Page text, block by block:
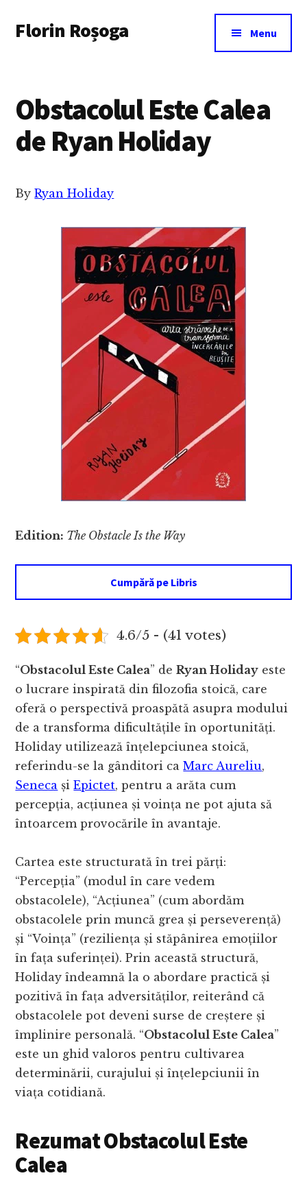
main
menu
Florin Roșoga Menu
Obstacolul Este Calea
de Ryan Holiday
ByRyan Holiday
Edition: The Obstacle Is the Way
Cumpără pe Libris
4.6/5 - (41 votes)
“Obstacolul Este Calea” deRyan Holiday este
o lucrare inspirată din filozofia stoică, care
oferă o perspectivă proaspătă asupra modului
de a transforma dificultățile în oportunități.
Holiday utilizează înțelepciunea stoică,
referindu-se la gânditori caMarc Aureliu,
Seneca șiEpictet, pentru a arăta cum
percepția, acțiunea și voința ne pot ajuta să
întoarcem provocările în avantaje.
Cartea este structurată în trei părți:
“Percepția” (modul în care vedem
obstacolele), “Acțiunea” (cum abordăm
obstacolele prin muncă grea și perseverență)
și “Voința” (reziliența și stăpânirea emoțiilor
în fața suferinței). Prin această structură,
Holiday îndeamnă la o abordare practică și
pozitivă în fața adversităților, reiterând că
obstacolele pot deveni surse de creștere și
împlinire personală. “Obstacolul Este Calea”
este un ghid valoros pentru cultivarea
determinării, curajului și înțelepciunii în
viața cotidiană.
Rezumat Obstacolul Este
Calea